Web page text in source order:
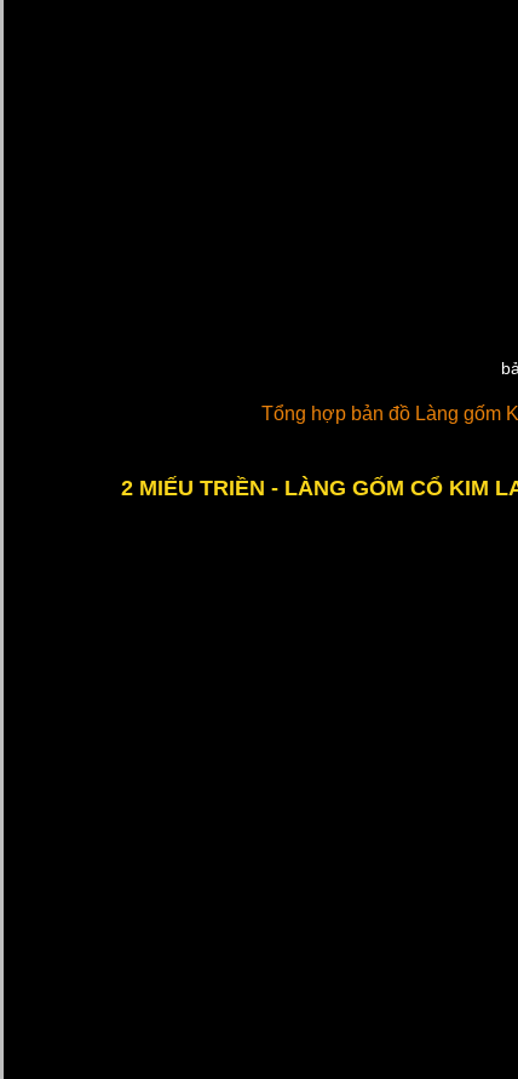
Tổng hợp bản đồ Làng gốm
2 MIẾU TRIỀN - LÀNG GỐM CỔ KIM